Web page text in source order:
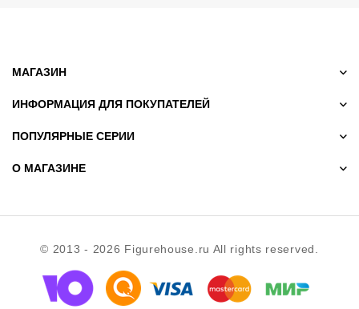
МАГАЗИН
ИНФОРМАЦИЯ ДЛЯ ПОКУПАТЕЛЕЙ
ПОПУЛЯРНЫЕ СЕРИИ
О МАГАЗИНЕ
© 2013 - 2026 Figurehouse.ru All rights reserved.